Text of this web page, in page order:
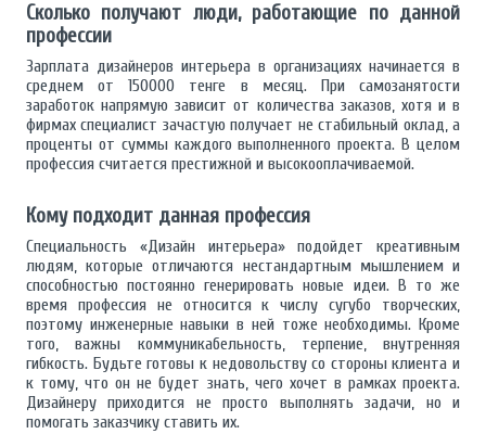
Сколько получают люди, работающие по данной
профессии
Зарплата дизайнеров интерьера в организациях начинается в
среднем от 150000 тенге в месяц. При самозанятости
заработок напрямую зависит от количества заказов, хотя и в
фирмах специалист зачастую получает не стабильный оклад, а
проценты от суммы каждого выполненного проекта. В целом
профессия считается престижной и высокооплачиваемой.
Кому подходит данная профессия
Специальность «Дизайн интерьера» подойдет креативным
людям, которые отличаются нестандартным мышлением и
способностью постоянно генерировать новые идеи. В то же
время профессия не относится к числу сугубо творческих,
поэтому инженерные навыки в ней тоже необходимы. Кроме
того, важны коммуникабельность, терпение, внутренняя
гибкость. Будьте готовы к недовольству со стороны клиента и
к тому, что он не будет знать, чего хочет в рамках проекта.
Дизайнеру приходится не просто выполнять задачи, но и
помогать заказчику ставить их.